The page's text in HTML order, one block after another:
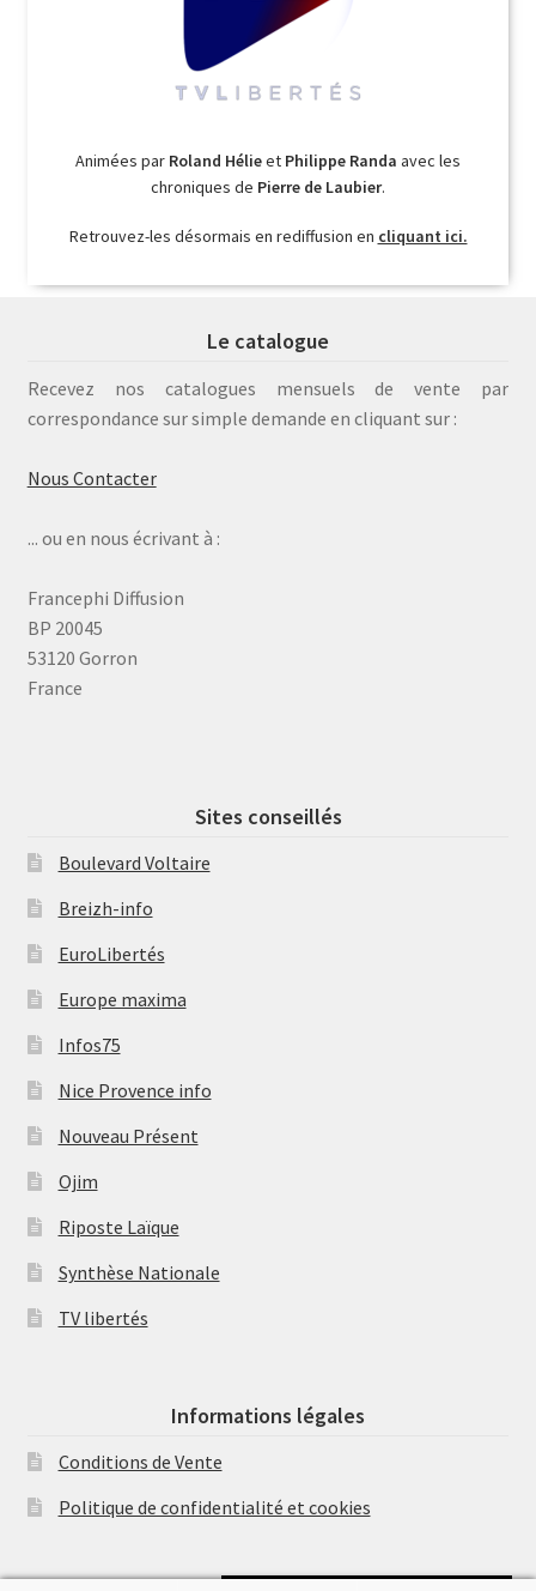
Animées par Roland Hélieet Philippe Randa avec les
chroniques de Pierre de Laubier.
Retrouvez-les désormais en rediffusion en cliquant ici.
Le catalogue
Recevez nos catalogues mensuels de vente par
correspondance sur simple demande en cliquant sur :
Nous Contacter
... ou en nous écrivant à :
Francephi Diffusion
BP 20045
53120 Gorron
France
Sites conseillés
Boulevard Voltaire
Breizh-info
EuroLibertés
Europe maxima
Infos75
Nice Provence info
Nouveau Présent
Ojim
Riposte Laïque
Synthèse Nationale
TV libertés
Informations légales
Conditions de Vente
Politique de confidentialité et cookies